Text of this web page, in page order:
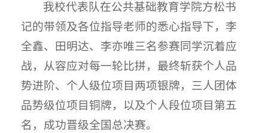
我校代表队在公共基础教育学院方松书
记的带领及各位指导老师的悉心指导下，李
全鑫、田明达、李亦唯三名参赛同学沉着应
战，从容应对每一轮比拼，最终斩获个人品
势进阶、个人级位项目两项银牌，三人团体
品势级位项目铜牌，以及个人段位项目第五
名，成功晋级全国总决赛。